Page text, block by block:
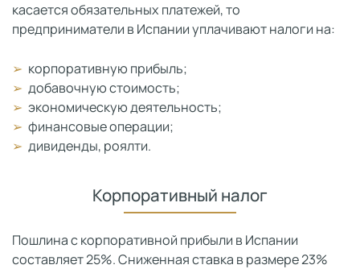
касается обязательных платежей, то
предприниматели в Испании уплачивают налоги на:
корпоративную прибыль;
добавочную стоимость;
экономическую деятельность;
финансовые операции;
дивиденды, роялти.
Корпоративный налог
Пошлина с корпоративной прибыли в Испании
составляет 25%. Сниженная ставка в размере 23%